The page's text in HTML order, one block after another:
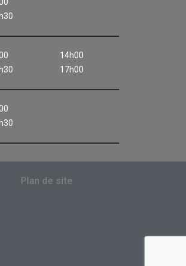
14h00
17h00
Plan de site